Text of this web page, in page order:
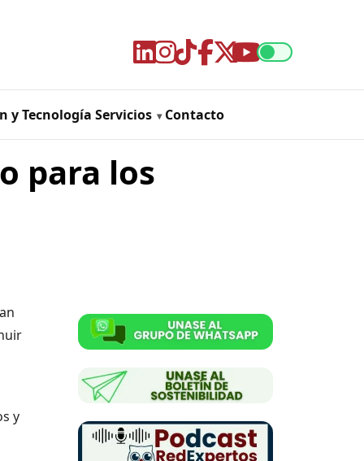
y Tecnología Servicios Contacto
para los
y